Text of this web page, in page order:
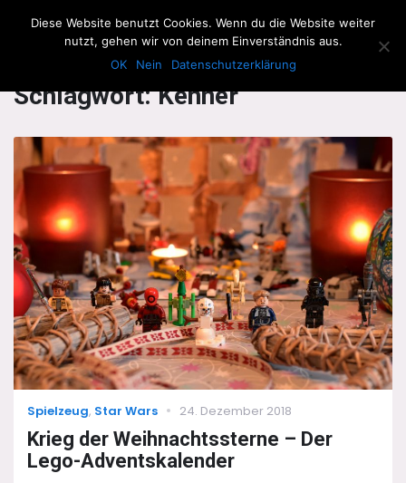
The Howling Men
Schlagwort:Kenner
Categories
Spielzeug, Star Wars
Posted
24. Dezember 2018
Krieg der Weihnachtssterne – Der
Lego-Adventskalender
Diese Website benutzt Cookies. Wenn du die Website weiter
nutzt, gehen wir von deinem Einverständnis aus.
OK
Nein Datenschutzerklärung